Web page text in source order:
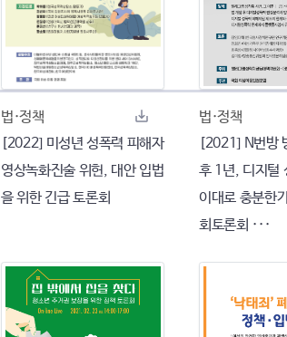
법·정책
[2022] 미성년 성폭력 피해자
영상녹화진술 위헌, 대안 입법
을 위한 긴급 토론회
법·정책
[2021] N번방
후 1년, 디지털
이대로 충분한
회토론회 ···